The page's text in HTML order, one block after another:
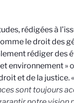
rédigées à
le droit des
rédiger des
environnement »
et de la justice. «
sont toujours